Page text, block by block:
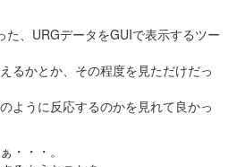
た、URGデータをGUIで表示するツー
るかとか、その程度を見ただけだっ
ように反応するのかを見れて良かっ
・・・。